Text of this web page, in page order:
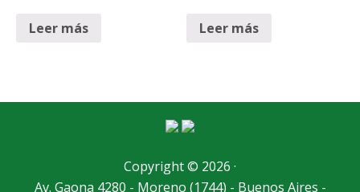
Leer más Leer más
Copyright © 2026 ·
Av. Gaona 4280 - Moreno (1744) - Buenos Aires -